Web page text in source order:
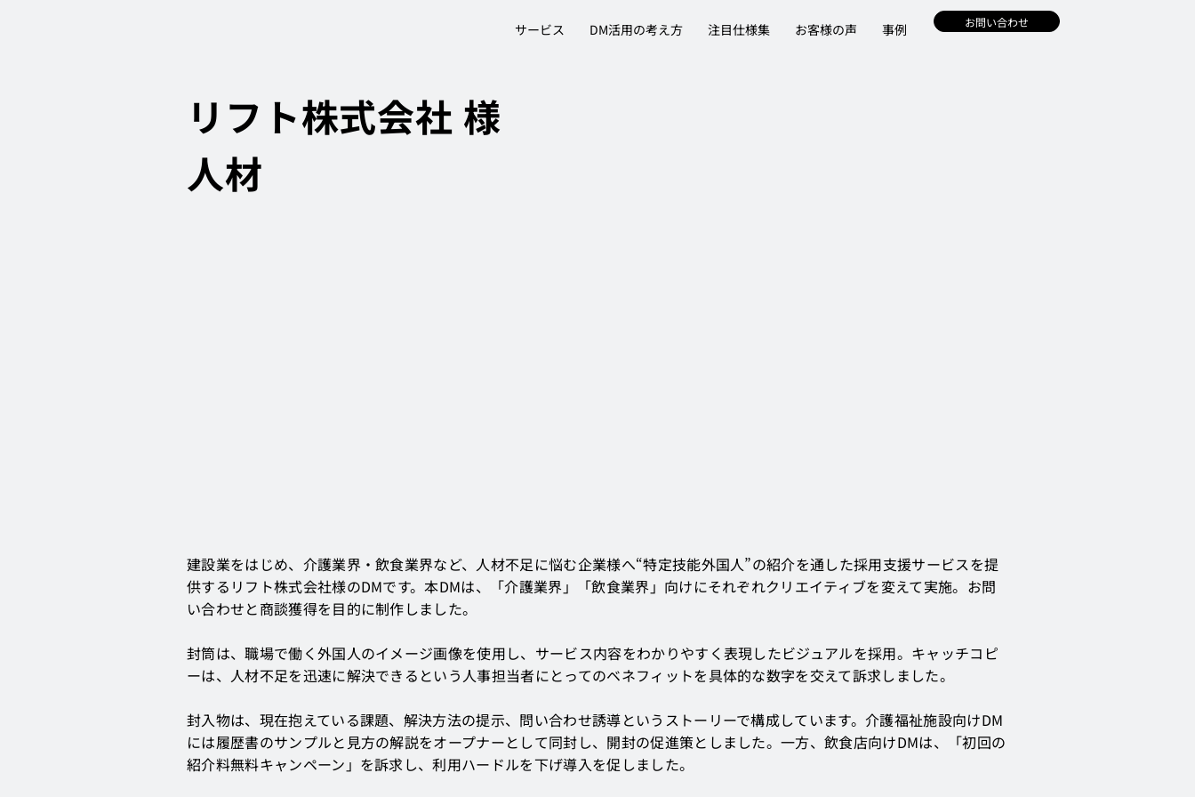
サービス DM活用の考え方 注目仕様集 お客様の声 事例 お問い合わせ
リフト株式会社 様
人材
建設業をはじめ、介護業界・飲食業界など、人材不足に悩む企業様へ“特定技能外国人”の紹介を通した採用支援サービスを提
供するリフト株式会社様のDMです。本DMは、「介護業界」「飲食業界」向けにそれぞれクリエイティブを変えて実施。お問
い合わせと商談獲得を目的に制作しました。
封筒は、職場で働く外国人のイメージ画像を使用し、サービス内容をわかりやすく表現したビジュアルを採用。キャッチコピ
ーは、人材不足を迅速に解決できるという人事担当者にとってのベネフィットを具体的な数字を交えて訴求しました。
封入物は、現在抱えている課題、解決方法の提示、問い合わせ誘導というストーリーで構成しています。介護福祉施設向けDM
には履歴書のサンプルと見方の解説をオープナーとして同封し、開封の促進策としました。一方、飲食店向けDMは、「初回の
紹介料無料キャンペーン」を訴求し、利用ハードルを下げ導入を促しました。